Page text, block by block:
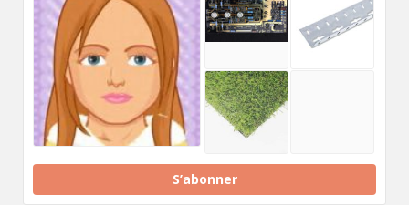
S’abonner